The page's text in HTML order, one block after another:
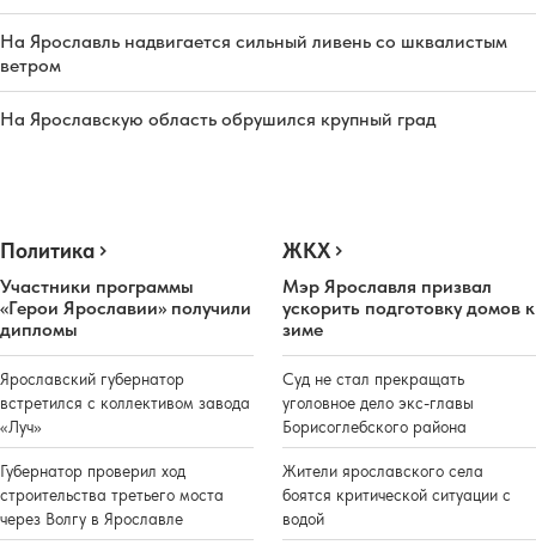
На Ярославль надвигается сильный ливень со шквалистым
ветром
На Ярославскую область обрушился крупный град
Политика
Участники программы
«Герои Ярославии» получили
дипломы
Ярославский губернатор
встретился с коллективом завода
«Луч»
Губернатор проверил ход
строительства третьего моста
через Волгу в Ярославле
ЖКХ
Мэр Ярославля призвал
ускорить подготовку домов к
зиме
Суд не стал прекращать
уголовное дело экс-главы
Борисоглебского района
Жители ярославского села
боятся критической ситуации с
водой